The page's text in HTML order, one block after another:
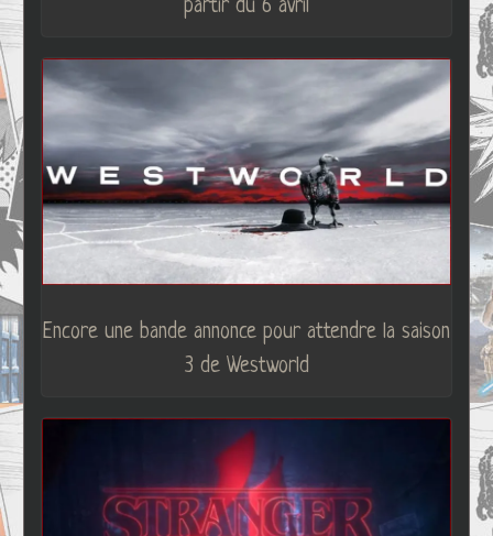
partir du 6 avril
Encore une bande annonce pour attendre la saison
3 de Westworld